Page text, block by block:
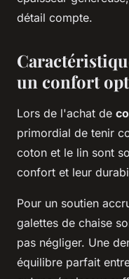
détail compte.
un confort
Lors de l'achat de
primordial de tenir
coton et le lin sont
confort et leur
Pour un soutien
galettes de chaise
pas négliger. Une
équilibre parfait